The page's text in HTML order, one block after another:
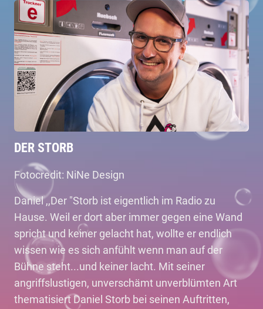
DER STORB
Fotocredit: NiNe Design
Daniel ,,Der "Storb ist eigentlich im Radio zu
Hause. Weil er dort aber immer gegen eine Wand
spricht und keiner gelacht hat, wollte er endlich
wissen wie es sich anfühlt wenn man auf der
Bühne steht...und keiner lacht. Mit seiner
angriffslustigen, unverschämt unverblümten Art
thematisiert Daniel Storb bei seinen Auftritten,